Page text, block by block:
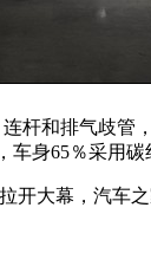
杆和排气歧管
身65％采用碳
开大幕，汽